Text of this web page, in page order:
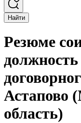
Найти
Резюме
Астапово
область)